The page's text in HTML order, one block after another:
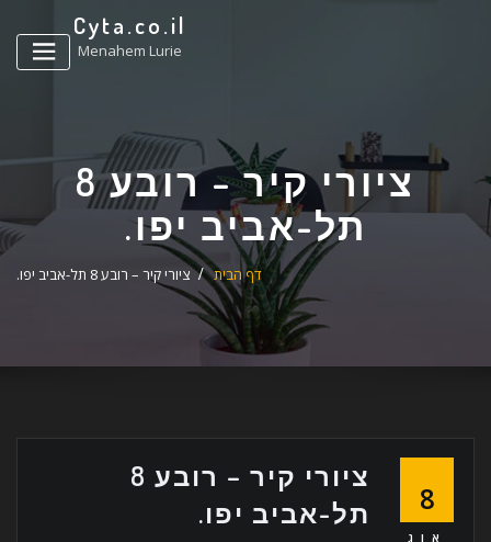
Cyta.co.il
Menahem Lurie
ציורי קיר – רובע 8
תל-אביב יפו.
דף הבית ציורי קיר – רובע 8 תל-אביב יפו.
8
אוג
ציורי קיר – רובע 8
תל-אביב יפו.